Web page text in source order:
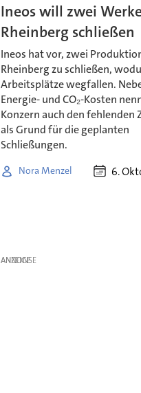
Ineos will zwei
Rheinberg schließen
Ineos hat vor, zwei
Rheinberg zu schließen,
Arbeitsplätze wegfallen.
Energie- und CO₂-Kosten
Konzern auch den fehlenden
als Grund für die geplanten
Schließungen.
Nora Menzel 6.
ANZEIGE